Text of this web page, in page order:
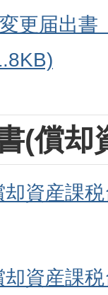
更届出書
(償却
資産課
資産課